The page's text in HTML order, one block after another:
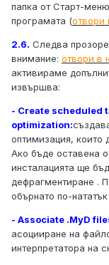
папка от Старт-
програмата (отвори
2.6. Следва
внимание: отвори в
активираме
извършва:
- Create scheduled
optimization:
оптимизация, които
Ако бъде оставена
инсталацията ще
дефрагментиране .
обърнато по-нататък
- Associate .MyD
асоцииране на
интерпретатора на